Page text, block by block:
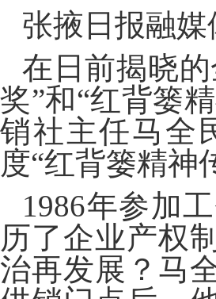
张掖日报融
在日前揭晓
奖”和“红背篓
销社主任马全
度“红背篓精神
1986年参加
历了企业产权
治再发展？马